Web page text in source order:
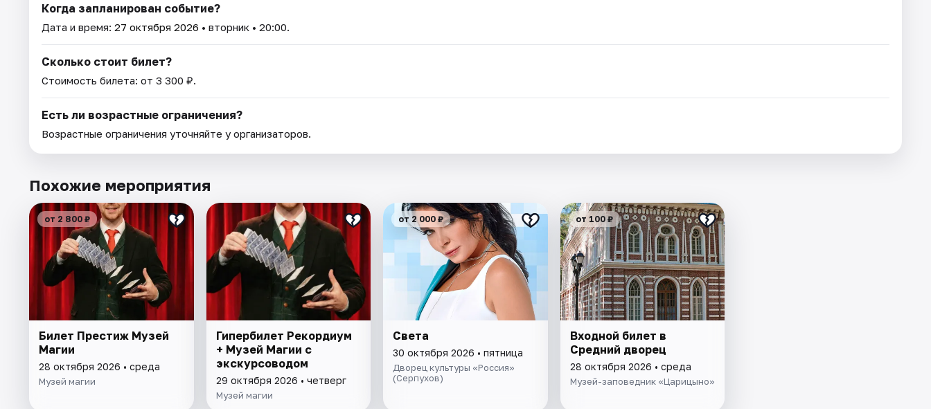
Когда запланирован событие?
Дата и время: 27 октября 2026 • вторник • 20:00.
Сколько стоит билет?
Стоимость билета: от 3 300 ₽.
Есть ли возрастные ограничения?
Возрастные ограничения уточняйте у организаторов.
Похожие мероприятия
от 2 800 ₽
Билет Престиж Музей
Магии
28 октября 2026 • среда
Музей магии
Гипербилет Рекордиум
+ Музей Магии с
экскурсоводом
29 октября 2026 • четверг
Музей магии
от 2 000 ₽
Света
30 октября 2026 • пятница
Дворец культуры «Россия»
(Серпухов)
от 100 ₽
Входной билет в
Средний дворец
28 октября 2026 • среда
Музей-заповедник «Царицыно»